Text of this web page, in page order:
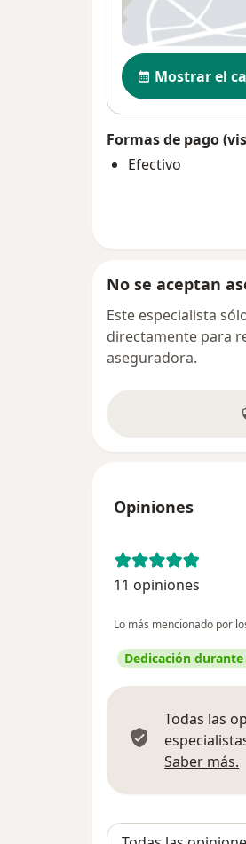
Disponibilidad
Mostrar el
Formas de pago
Efectivo
No se aceptan
Este especialista
directamente para
aseguradora.
Opiniones
11 opiniones
Lo más mencionado por
Dedicación
Todas las
Saber más.